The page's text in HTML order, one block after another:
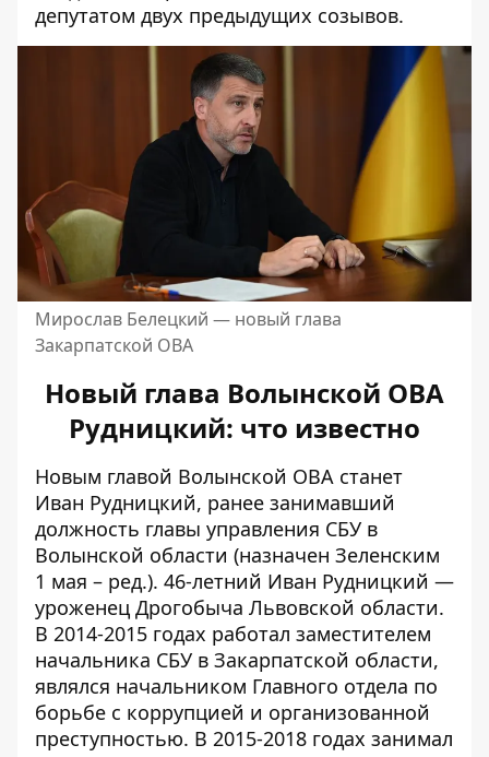
депутатом двух предыдущих созывов.
Мирослав Белецкий — новый глава
Закарпатской ОВА
Новый глава Волынской ОВА
Рудницкий: что известно
Новым главой Волынской ОВА станет
Иван Рудницкий, ранее занимавший
должность главы управления СБУ в
Волынской области (назначен Зеленским
1 мая – ред.). 46-летний Иван Рудницкий —
уроженец Дрогобыча Львовской области.
В 2014-2015 годах работал заместителем
начальника СБУ в Закарпатской области,
являлся начальником Главного отдела по
борьбе с коррупцией и организованной
преступностью. В 2015-2018 годах занимал